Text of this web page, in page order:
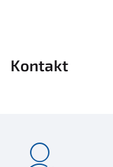
Kontakt